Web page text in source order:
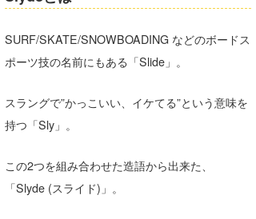
SURF/SKATE/SNOWBOADING などのボードス
ポーツ技の名前にもある「Slide」。
スラングで”かっこいい、イケてる”という意味を
持つ「Sly」。
この2つを組み合わせた造語から出来た、
「Slyde (スライド)」。
Naoya Kimoto
mitsuteru Kamio
Yoshiyuki Obata
DELTA FORCE SURF
メディア
SURFMEDIA
WAVAL
波伝説アンバサダー/プロライダー
中浦“JET”章
進士剛光
☆加藤
Aichan
波伝説